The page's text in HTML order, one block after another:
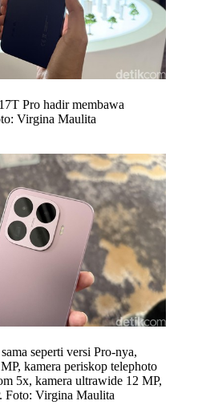
Pro hadir membawa
Virgina Maulita
seperti versi Pro-nya,
kamera periskop telephoto
5x, kamera ultrawide 12 MP,
Foto: Virgina Maulita